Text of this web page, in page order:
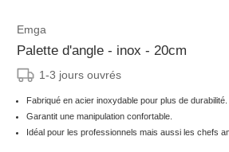
Emga
Palette d'angle - inox - 20cm
1-3 jours ouvrés
Fabriqué en acier inoxydable pour plus de durabilité.
Garantit une manipulation confortable.
Idéal pour les professionnels mais aussi les chefs